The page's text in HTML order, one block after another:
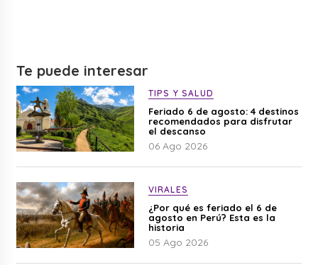
Te puede interesar
TIPS Y SALUD
Feriado 6 de agosto: 4 destinos
recomendados para disfrutar
el descanso
06 Ago 2026
VIRALES
¿Por qué es feriado el 6 de
agosto en Perú? Esta es la
historia
05 Ago 2026